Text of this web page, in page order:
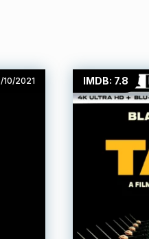
10/2021 IMDB: 7.8